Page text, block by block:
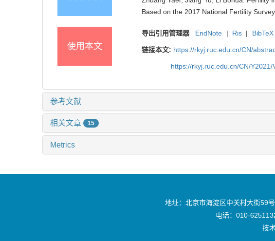
Based on the 2017 National Fertility
使用本文
导出引用管理器 EndNote | Ris | BibTeX
链接本文: https://rkyj.ruc.edu.cn/CN/
https://rkyj.ruc.edu.cn/CN/Y2021/
参考文献
相关文章 15
Metrics
地址：北京市海淀区中关村大街59
电话：010-
技